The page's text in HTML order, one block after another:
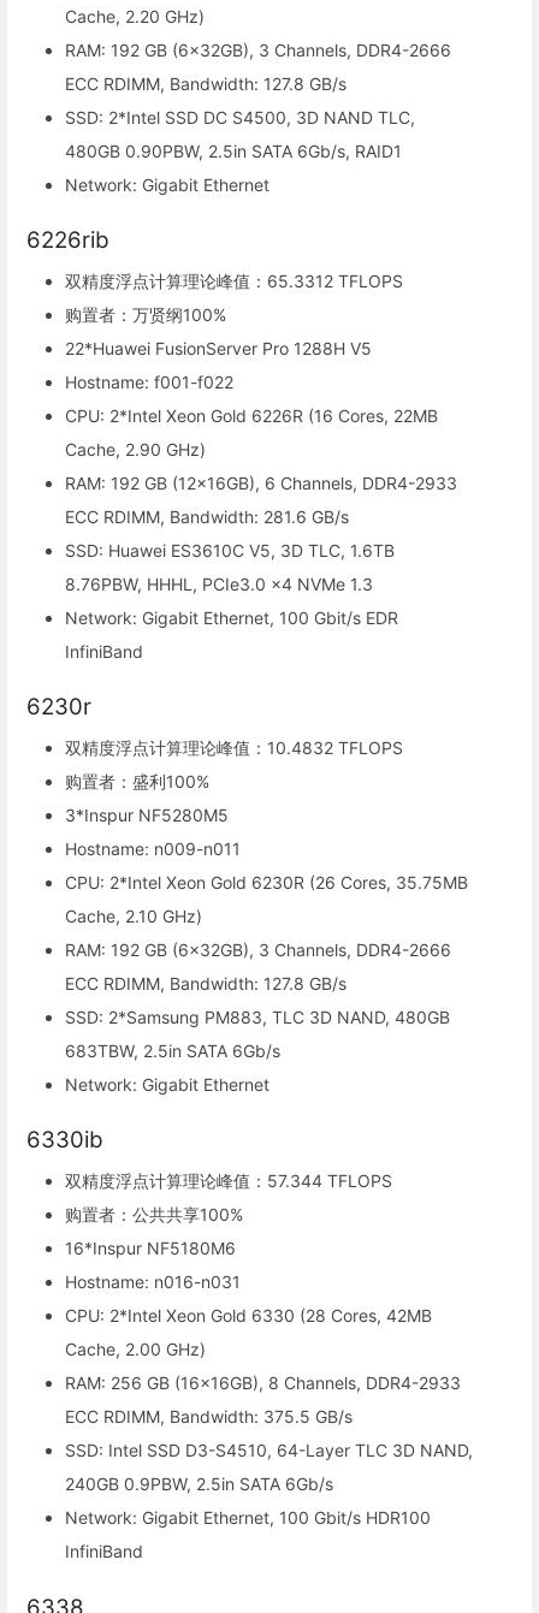
Cache, 2.20 GHz)
RAM: 192 GB (6x32GB), 3 Channels, DDR4-2666
ECC RDIMM, Bandwidth: 127.8 GB/s
SSD: 2*Intel SSD DC S4500, 3D NAND TLC,
480GB 0.90PBW, 2.5in SATA 6Gb/s, RAID1
Network: Gigabit Ethernet
6226rib
双精度浮点计算理论峰值：65.3312 TFLOPS
购置者：万贤纲100%
22*Huawei FusionServer Pro 1288H V5
Hostname: f001-f022
CPU: 2*Intel Xeon Gold 6226R (16 Cores, 22MB
Cache, 2.90 GHz)
RAM: 192 GB (12x16GB), 6 Channels, DDR4-2933
ECC RDIMM, Bandwidth: 281.6 GB/s
SSD: Huawei ES3610C V5, 3D TLC, 1.6TB
8.76PBW, HHHL, PCIe3.0 x4 NVMe 1.3
Network: Gigabit Ethernet, 100 Gbit/s EDR
InfiniBand
6230r
双精度浮点计算理论峰值：10.4832 TFLOPS
购置者：盛利100%
3*Inspur NF5280M5
Hostname: n009-n011
CPU: 2*Intel Xeon Gold 6230R (26 Cores, 35.75MB
Cache, 2.10 GHz)
RAM: 192 GB (6x32GB), 3 Channels, DDR4-2666
ECC RDIMM, Bandwidth: 127.8 GB/s
SSD: 2*Samsung PM883, TLC 3D NAND, 480GB
683TBW, 2.5in SATA 6Gb/s
Network: Gigabit Ethernet
6330ib
双精度浮点计算理论峰值：57.344 TFLOPS
购置者：公共共享100%
16*Inspur NF5180M6
Hostname: n016-n031
CPU: 2*Intel Xeon Gold 6330 (28 Cores, 42MB
Cache, 2.00 GHz)
RAM: 256 GB (16x16GB), 8 Channels, DDR4-2933
ECC RDIMM, Bandwidth: 375.5 GB/s
SSD: Intel SSD D3-S4510, 64-Layer TLC 3D NAND,
240GB 0.9PBW, 2.5in SATA 6Gb/s
Network: Gigabit Ethernet, 100 Gbit/s HDR100
InfiniBand
6338